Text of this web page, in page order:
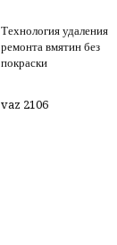
Технология удаления
ремонта вмятин без
покраски
vaz 2106